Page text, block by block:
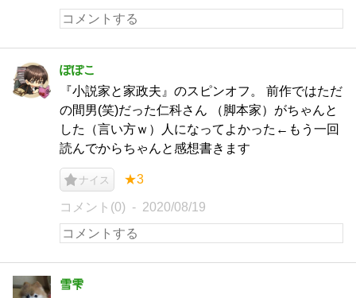
ぽぽこ
『小説家と家政夫』のスピンオフ。 前作ではただ
の間男(笑)だった仁科さん （脚本家）がちゃんと
した（言い方ｗ）人になってよかった←もう一回
読んでからちゃんと感想書きます
ナイス ★3
コメント(0) 2020/08/19
雪雫